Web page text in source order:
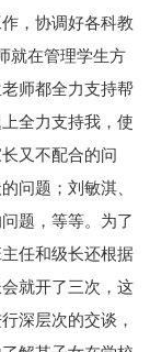
，协调好各科教
就在管理学生方
师都全力支持帮
全力支持我，使
又不配合的问
问题；刘敏淇、
题，等等。为了
任和级长还根据
就开了三次，这
深层次的交谈，